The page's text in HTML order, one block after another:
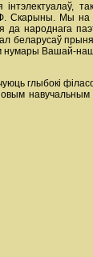
Скарыны. Мы на
да народнага
беларусаў
нумары Вашай-
глыбокі
навучальным